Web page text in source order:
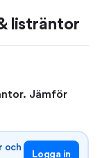
listräntor
Jämför
och
Logga in